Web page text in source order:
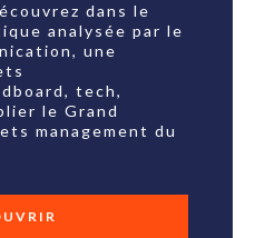
dans le
analysée par le
une
tech,
le Grand
management du